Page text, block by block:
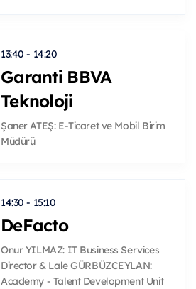
13:40 - 14:20
Garanti BBVA
Teknoloji
Şaner ATEŞ: E-Ticaret ve Mobil Birim
Müdürü
14:30 - 15:10
DeFacto
Onur YILMAZ: IT Business Services
Director & Lale GÜRBÜZCEYLAN:
Academy - Talent Development Unit